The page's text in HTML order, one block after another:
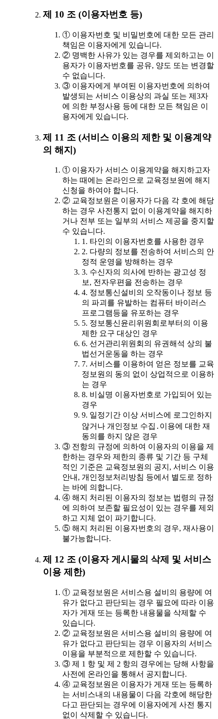
제 10 조 (이용자번호 등)
① 이용자번호 및 비밀번호에 대한 모든 관리
책임은 이용자에게 있습니다.
② 명백한 사유가 있는 경우를 제외하고는 이
용자가 이용자번호를 공유, 양도 또는 변경할
수 없습니다.
③ 이용자에게 부여된 이용자번호에 의하여
발생되는 서비스 이용상의 과실 또는 제3자
에 의한 부정사용 등에 대한 모든 책임은 이
용자에게 있습니다.
제 11 조 (서비스 이용의 제한 및 이용계약
의 해지)
① 이용자가 서비스 이용계약을 해지하고자
하는 때에는 온라인으로 교육정보원에 해지
신청을 하여야 합니다.
② 교육정보원은 이용자가 다음 각 호에 해당
하는 경우 사전통지 없이 이용계약을 해지하
거나 전부 또는 일부의 서비스 제공을 중지할
수 있습니다.
1. 타인의 이용자번호를 사용한 경우
2. 다량의 정보를 전송하여 서비스의 안
정적 운영을 방해하는 경우
3. 수신자의 의사에 반하는 광고성 정
보, 전자우편을 전송하는 경우
4. 정보통신설비의 오작동이나 정보 등
의 파괴를 유발하는 컴퓨터 바이러스
프로그램등을 유포하는 경우
5. 정보통신윤리위원회로부터의 이용
제한 요구 대상인 경우
6. 선거관리위원회의 유권해석 상의 불
법선거운동을 하는 경우
7. 서비스를 이용하여 얻은 정보를 교육
정보원의 동의 없이 상업적으로 이용하
는 경우
8. 비실명 이용자번호로 가입되어 있는
경우
9. 일정기간 이상 서비스에 로그인하지
않거나 개인정보 수집․이용에 대한 재
동의를 하지 않은 경우
③ 전항의 규정에 의하여 이용자의 이용을 제
한하는 경우와 제한의 종류 및 기간 등 구체
적인 기준은 교육정보원의 공지, 서비스 이용
안내, 개인정보처리방침 등에서 별도로 정하
는 바에 의합니다.
④ 해지 처리된 이용자의 정보는 법령의 규정
에 의하여 보존할 필요성이 있는 경우를 제외
하고 지체 없이 파기합니다.
⑤ 해지 처리된 이용자번호의 경우, 재사용이
불가능합니다.
제 12 조 (이용자 게시물의 삭제 및 서비스
이용 제한)
① 교육정보원은 서비스용 설비의 용량에 여
유가 없다고 판단되는 경우 필요에 따라 이용
자가 게재 또는 등록한 내용물을 삭제할 수
있습니다.
② 교육정보원은 서비스용 설비의 용량에 여
유가 없다고 판단되는 경우 이용자의 서비스
이용을 부분적으로 제한할 수 있습니다.
③ 제 1 항 및 제 2 항의 경우에는 당해 사항을
사전에 온라인을 통해서 공지합니다.
④ 교육정보원은 이용자가 게재 또는 등록하
는 서비스내의 내용물이 다음 각호에 해당한
다고 판단되는 경우에 이용자에게 사전 통지
없이 삭제할 수 있습니다.